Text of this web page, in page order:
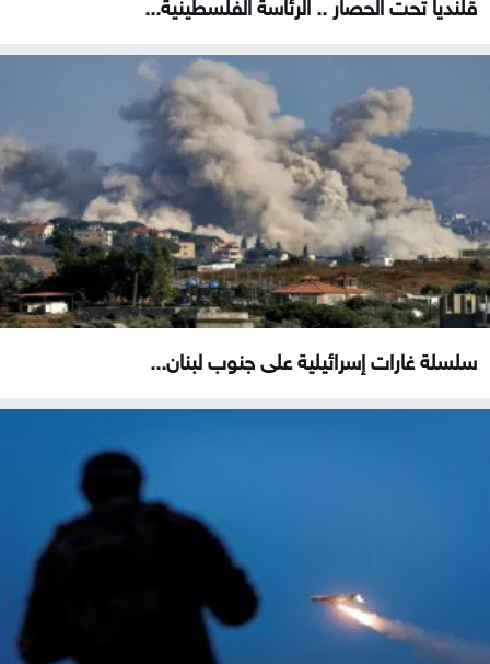
سلسلة غارات إسرائيلية على جنوب لبنان...